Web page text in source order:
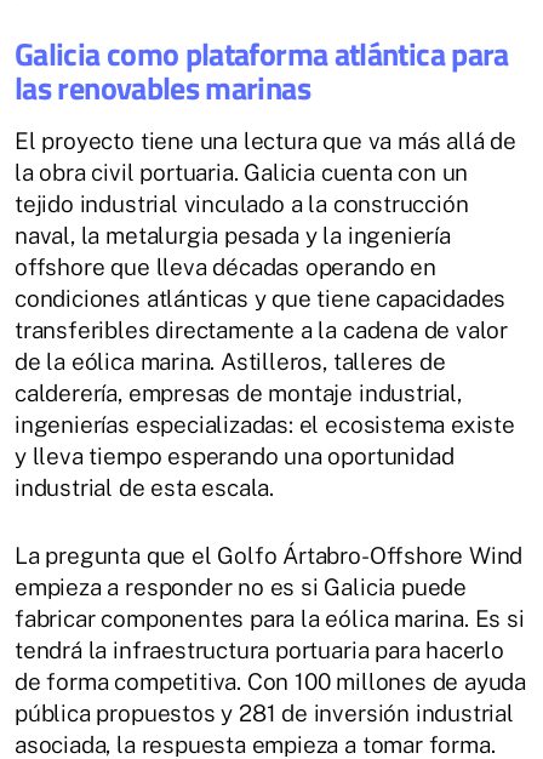
Galicia como plataforma atlántica para
las renovables marinas
El proyecto tiene una lectura que va más allá de
la obra civil portuaria. Galicia cuenta con un
tejido industrial vinculado a la construcción
naval, la metalurgia pesada y la ingeniería
offshore que lleva décadas operando en
condiciones atlánticas y que tiene capacidades
transferibles directamente a la cadena de valor
de la eólica marina. Astilleros, talleres de
calderería, empresas de montaje industrial,
ingenierías especializadas: el ecosistema existe
y lleva tiempo esperando una oportunidad
industrial de esta escala.
La pregunta que el Golfo Ártabro-Offshore Wind
empieza a responder no es si Galicia puede
fabricar componentes para la eólica marina. Es si
tendrá la infraestructura portuaria para hacerlo
de forma competitiva. Con 100 millones de ayuda
pública propuestos y 281 de inversión industrial
asociada, la respuesta empieza a tomar forma.